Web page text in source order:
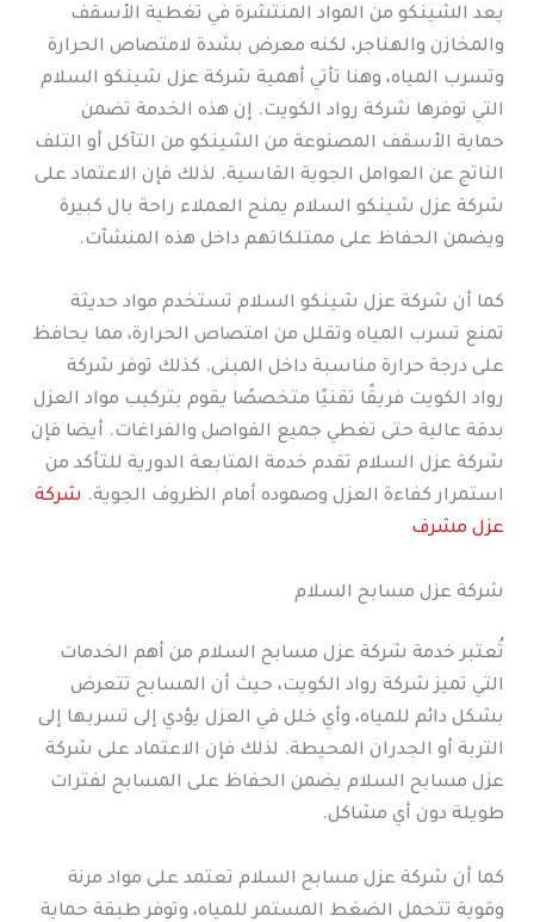
يعد الشينكو من المواد المنتشرة في تغطية الأسقف
والمخازن والهناجر، لكنه معرض بشدة لامتصاص الحرارة
وتسرب المياه، وهنا تأتي أهمية شركة عزل شينكو السلام
التي توفرها شركة رواد الكويت. إن هذه الخدمة تضمن
حماية الأسقف المصنوعة من الشينكو من التآكل أو التلف
الناتج عن العوامل الجوية القاسية. لذلك فإن الاعتماد على
شركة عزل شينكو السلام يمنح العملاء راحة بال كبيرة
ويضمن الحفاظ على ممتلكاتهم داخل هذه المنشآت.
كما أن شركة عزل شينكو السلام تستخدم مواد حديثة
تمنع تسرب المياه وتقلل من امتصاص الحرارة، مما يحافظ
على درجة حرارة مناسبة داخل المبنى. كذلك توفر شركة
رواد الكويت فريقًا تقنيًا متخصصًا يقوم بتركيب مواد العزل
بدقة عالية حتى تغطي جميع الفواصل والفراغات. أيضا فإن
شركة عزل السلام تقدم خدمة المتابعة الدورية للتأكد من
استمرار كفاءة العزل وصموده أمام الظروف الجوية. شركة
عزل مشرف
شركة عزل مسابح السلام
تُعتبر خدمة شركة عزل مسابح السلام من أهم الخدمات
التي تميز شركة رواد الكويت، حيث أن المسابح تتعرض
بشكل دائم للمياه، وأي خلل في العزل يؤدي إلى تسربها إلى
التربة أو الجدران المحيطة. لذلك فإن الاعتماد على شركة
عزل مسابح السلام يضمن الحفاظ على المسابح لفترات
طويلة دون أي مشاكل.
كما أن شركة عزل مسابح السلام تعتمد على مواد مرنة
وقوية تتحمل الضغط المستمر للمياه، وتوفر طبقة حماية